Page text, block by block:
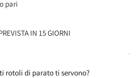
rotoli di parato ti servono?
pari
IN 15 GIORNI